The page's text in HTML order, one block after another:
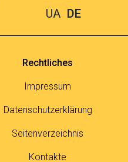
UA DE
Rechtliches
Impressum
Datenschutzerklärung
Seitenverzeichnis
Kontakte